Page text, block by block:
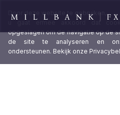
Door deze website te gebruiken,
u gaat ermee akkoord dat
opgeslagen om de navigatie op de
de site te analyseren en
ondersteunen. Bekijk onze